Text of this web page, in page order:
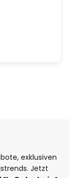
exklusiven
Jetzt